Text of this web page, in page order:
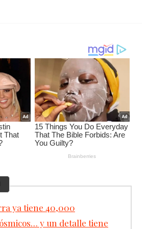
ya tiene 40,000
y un detalle tiene